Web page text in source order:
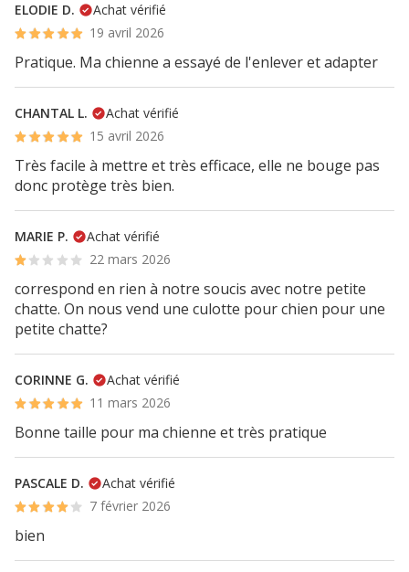
ELODIE D.
Achat vérifié
19 avril 2026
Pratique. Ma chienne a essayé de l'enlever et adapter
CHANTAL L.
Achat vérifié
15 avril 2026
Très facile à mettre et très efficace, elle ne bouge pas
donc protège très bien.
MARIE P.
Achat vérifié
22 mars 2026
correspond en rien à notre soucis avec notre petite
chatte. On nous vend une culotte pour chien pour une
petite chatte?
CORINNE G.
Achat vérifié
11 mars 2026
Bonne taille pour ma chienne et très pratique
PASCALE D.
Achat vérifié
7 février 2026
bien